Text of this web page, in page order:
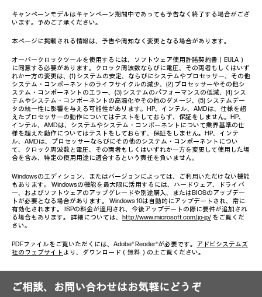
キャンペーンモデルはキャンペーン期間中であっても予告なく終了する場合がござ
います。予めご了承ください。
本ページに掲載される情報は、予告や周知なく変更となる場合があります。
オーバークロックツールを使用するには、ソフトウェア使用許諾契約書（EULA）
に同意する必要があります。クロック周波数ならびに電圧、その両者もしくはいず
れか一方の変更は、(1) システムの安定、ならびにシステムやプロセッサー、その他
システム・コンポーネントのライフサイクルの減少、(2) プロセッサーやその他シ
ステム・コンポーネントのエラー、(3) システムのパフォーマンスの低減、(4) シス
テムやシステム・コンポーネントの高温化やその他のダメージ、(5) システムデー
タの統一性に影響を与える可能性があります。HP、インテル、AMDは、仕様を超
えたプロセッサーの動作についてはテストをしておらず、保証をしません。HP、
インテル、AMDは、システムやシステム・コンポーネントについて業界基準の仕
様を超えた動作についてはテストをしておらず、保証をしません。HP、インテ
ル、AMDは、プロセッサーならびにその他のシステム・コンポーネントについ
て、クロック周波数と電圧、その両者もしくはいずれか一方を変更して使用した場
合を含み、特定の使用用途に適合するという責任を負いません。
Windowsのエディション、またはバージョンによっては、ご利用いただけない機能
もあります。 Windowsの機能を最大限に活用するには、ハードウェア、ドライバ
ー、およびソフトウェアのアップグレードや別途購入、またはBIOSのアップデー
トが必要となる場合があります。 Windows 10は自動的にアップデートされ、常に
有効化されます。 ISPの料金が適用され、今後アップデートの際に要件が追加され
る場合もあります。 詳細については、 http://www.microsoft.com/ja-jp/ をご覧くだ
さい。
PDFファイルをご覧いただくには、Adobe® Reader®が必要です。 アドビシステムズ
社のウェブサイト より、ダウンロード（無料）の上ご覧ください。
ご相談、お問い合わせはお気軽にどうぞ